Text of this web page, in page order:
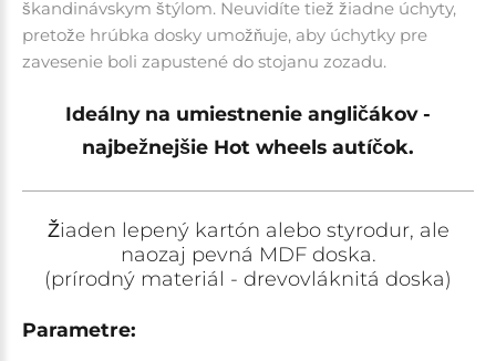
škandinávskym štýlom. Neuvidíte tiež žiadne úchyty,
pretože hrúbka dosky umožňuje, aby úchytky pre
zavesenie boli zapustené do stojanu zozadu.
Ideálny na umiestnenie angličákov -
najbežnejšie Hot wheels autíčok.
Žiaden lepený kartón alebo styrodur, ale
naozaj pevná MDF doska.
(prírodný materiál - drevovláknitá doska)
Parametre: